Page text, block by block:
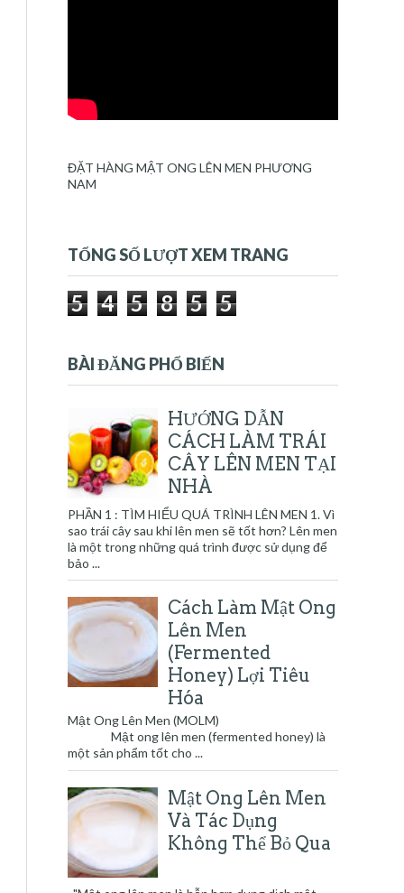
ĐẶT HÀNG MẬT ONG LÊN MEN PHƯƠNG
NAM
TỔNG SỐ LƯỢT XEM TRANG
5 4 5 8 5 5
BÀI ĐĂNG PHỔ BIẾN
HƯỚNG DẪN
CÁCH LÀM TRÁI
CÂY LÊN MEN TẠI
NHÀ
PHẦN 1 : TÌM HIỂU QUÁ TRÌNH LÊN MEN 1. Vì
sao trái cây sau khi lên men sẽ tốt hơn? Lên men
là một trong những quá trình được sử dụng để
bảo ...
Cách Làm Mật Ong
Lên Men
(Fermented
Honey) Lợi Tiêu
Hóa
Mật Ong Lên Men (MOLM)
Mật ong lên men (fermented honey) là
một sản phẩm tốt cho ...
Mật Ong Lên Men
Và Tác Dụng
Không Thể Bỏ Qua